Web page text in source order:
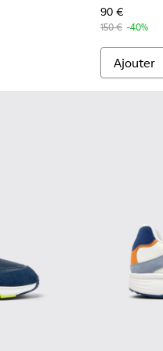
90 €
150 € -40%
Ajouter